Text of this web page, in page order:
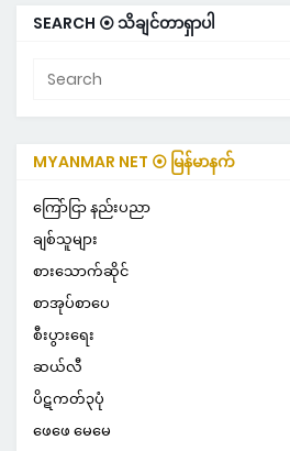
SEARCH ⦿ သိချင်တာရှာပါ
MYANMAR NET ⦿ မြန်မာနက်
ကြော်ငြာ နည်းပညာ
ချစ်သူများ
စားသောက်ဆိုင်
စာအုပ်စာပေ
စီးပွားရေး
ဆယ်လီ
ပိဋကတ်၃ပုံ
ဖေဖေ မေမေ